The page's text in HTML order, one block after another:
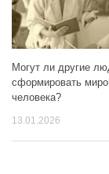
Могут ли другие
сформировать
человека?
13.01.2026